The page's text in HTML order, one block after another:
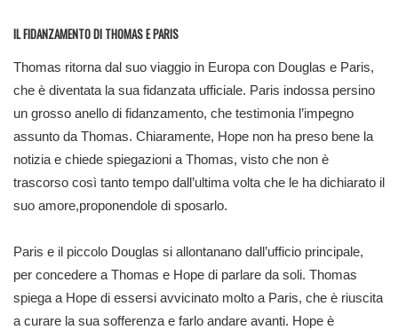
IL FIDANZAMENTO DI THOMAS E PARIS
Thomas ritorna dal suo viaggio in Europa con Douglas e Paris,
che è diventata la sua fidanzata ufficiale. Paris indossa persino
un grosso anello di fidanzamento, che testimonia l’impegno
assunto da Thomas. Chiaramente, Hope non ha preso bene la
notizia e chiede spiegazioni a Thomas, visto che non è
trascorso così tanto tempo dall’ultima volta che le ha dichiarato il
suo amore,proponendole di sposarlo.
Paris e il piccolo Douglas si allontanano dall’ufficio principale,
per concedere a Thomas e Hope di parlare da soli. Thomas
spiega a Hope di essersi avvicinato molto a Paris, che è riuscita
a curare la sua sofferenza e farlo andare avanti. Hope è